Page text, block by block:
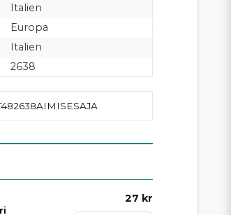
Italien
Europa
Italien
2638
27 kr